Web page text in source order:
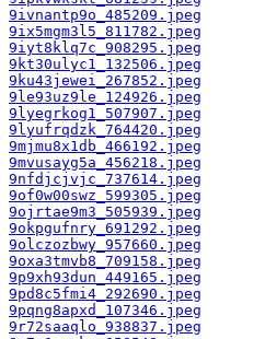
9ivnantp9o_485209.jpeg
9ix5mgm3l5_811782.jpeg
9iyt8klq7c_908295.jpeg
9kt30ulyc1_132506.jpeg
9ku43jewei_267852.jpeg
9le93uz9le_124926.jpeg
9lyegrkog1_507907.jpeg
9lyufrqdzk_764420.jpeg
9mjmu8x1db_466192.jpeg
9mvusayg5a_456218.jpeg
9nfdjcjvjc_737614.jpeg
9of0w00swz_599305.jpeg
9ojrtae9m3_505939.jpeg
9okpgufnry_691292.jpeg
9olczozbwy_957660.jpeg
9oxa3tmvb8_709158.jpeg
9p9xh93dun_449165.jpeg
9pd8c5fmi4_292690.jpeg
9pqng8apxd_107346.jpeg
9r72saaqlo_938837.jpeg